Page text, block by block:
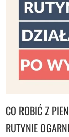
2
DLA
CO ROBIĆ Z
RUTYNIE